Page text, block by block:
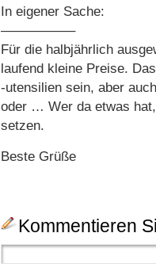
In eigener Sache:
—————–
Für die halbjährlich
laufend kleine Preise.
-utensilien sein, aber
oder … Wer da etwas
setzen.
Beste Grüße
Kommentieren